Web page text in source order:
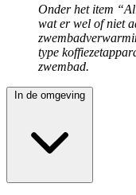
Onder het item
wat er wel of niet
type
zwembad.